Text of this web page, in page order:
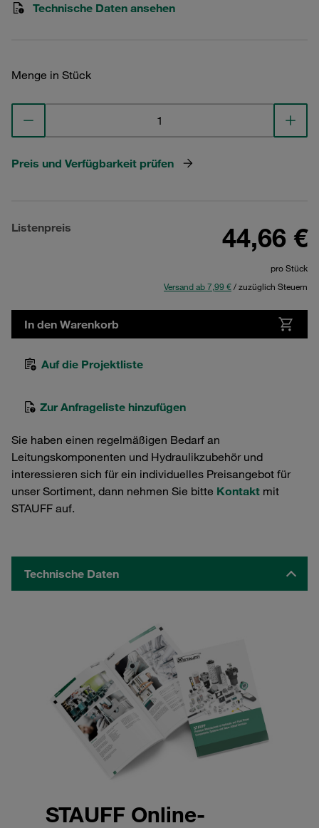
Technische Daten ansehen
Menge in Stück
Preis und Verfügbarkeit prüfen
Listenpreis 44,66 €
pro Stück
Versand ab 7,99 €/ zuzüglich Steuern
In den Warenkorb
Auf die Projektliste
Zur Anfrageliste hinzufügen
Sie haben einen regelmäßigen Bedarf an
Leitungskomponenten und Hydraulikzubehör und
interessieren sich für ein individuelles Preisangebot für
unser Sortiment, dann nehmen Sie bitte Kontakt mit
STAUFF auf.
Technische Daten
STAUFF Online-